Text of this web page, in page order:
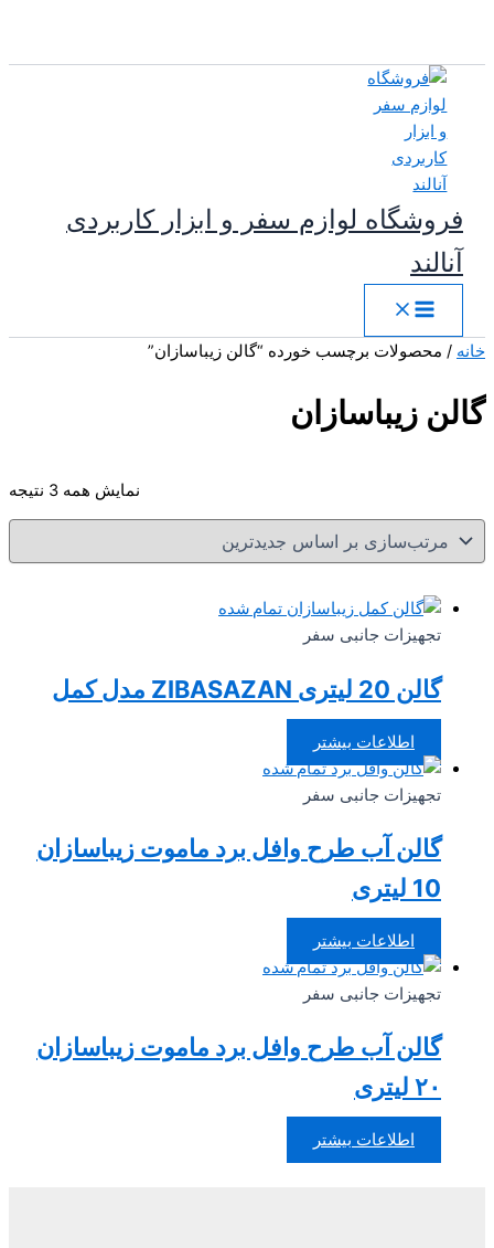
فروشگاه لوازم سفر و ابزار کاربردی
آنالند
خانه / محصولات برچسب خورده “گالن زیباسازان”
گالن زیباسازان
نمایش همه 3 نتیجه
تمام شده
تجهیزات جانبی سفر
گالن 20 لیتری ZIBASAZAN مدل کمل
اطلاعات بیشتر
تمام شده
تجهیزات جانبی سفر
گالن آب طرح وافل برد ماموت زیباسازان
10 لیتری
اطلاعات بیشتر
تمام شده
تجهیزات جانبی سفر
گالن آب طرح وافل برد ماموت زیباسازان
۲۰ لیتری
اطلاعات بیشتر